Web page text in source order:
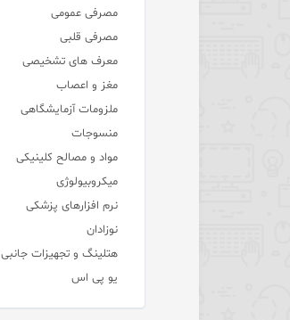
مصرفی عمومی
مصرفی قلبی
معرف های تشخیصی
مغز و اعصاب
ملزومات آزمایشگاهی
منسوجات
مواد و مصالح کلینیکی
میکروبیولوژی
نرم افزارهای پزشکی
نوزادان
هتلینگ و تجهیزات جانبی
یو پی اس